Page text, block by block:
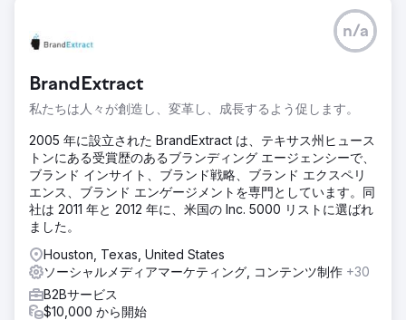
BrandExtract
私たちは人々が創造し、変革し、成長するよう促します。
n/a
2005 年に設立された BrandExtract は、テキサス州ヒュース
トンにある受賞歴のあるブランディング エージェンシーで、
ブランド インサイト、ブランド戦略、ブランド エクスペリ
エンス、ブランド エンゲージメントを専門としています。同
社は 2011 年と 2012 年に、米国の Inc. 5000 リストに選ばれ
ました。
Houston, Texas, United States
ソーシャルメディアマーケティング, コンテンツ制作 +30
B2Bサービス
$10,000 から開始